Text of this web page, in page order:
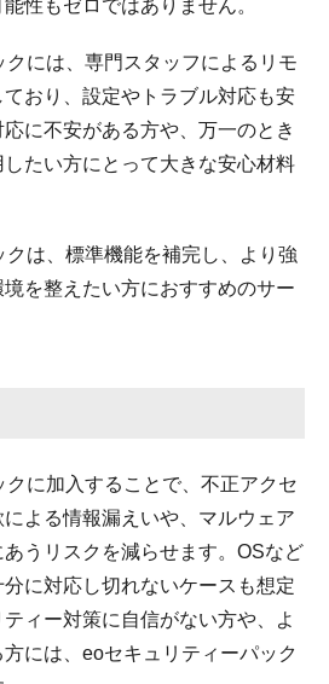
性もゼロではありません。
には、専門スタッフによるリモ
おり、設定やトラブル対応も安
に不安がある方や、万一のとき
たい方にとって大きな安心材料
は、標準機能を補完し、より強
を整えたい方におすすめのサー
に加入することで、不正アクセ
よる情報漏えいや、マルウェア
うリスクを減らせます。OSなど
に対応し切れないケースも想定
ィー対策に自信がない方や、よ
には、eoセキュリティーパック